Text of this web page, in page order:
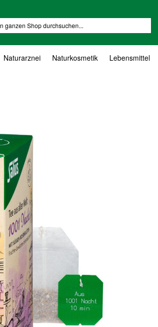
Naturarznei Naturkosmetik Lebensmittel